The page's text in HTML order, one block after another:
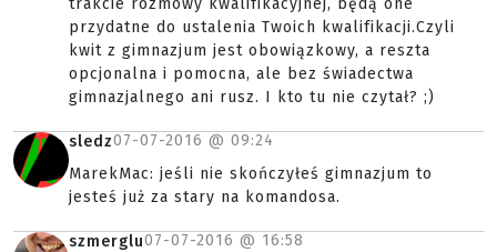
trakcie rozmowy kwalifikacyjnej, będą one
przydatne do ustalenia Twoich kwalifikacji.Czyli
kwit z gimnazjum jest obowiązkowy, a reszta
opcjonalna i pomocna, ale bez świadectwa
gimnazjalnego ani rusz. I kto tu nie czytał? ;)
sledz07-07-2016 @ 09:24
MarekMac: jeśli nie skończyłeś gimnazjum to
jesteś już za stary na komandosa.
szmerglu07-07-2016 @ 16:58